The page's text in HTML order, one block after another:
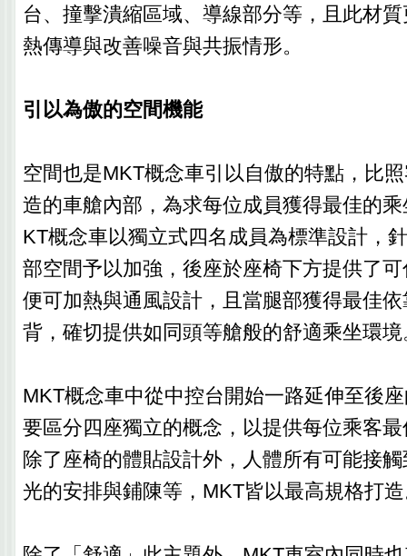
台、撞擊潰縮區域、導線部分等，且此材
熱傳導與改善噪音與共振情形。
引以為傲的空間機能
空間也是MKT概念車引以自傲的特點，比
造的車艙內部，為求每位成員獲得最佳的
KT概念車以獨立式四名成員為標準設計，
部空間予以加強，後座於座椅下方提供了
便可加熱與通風設計，且當腿部獲得最佳
背，確切提供如同頭等艙般的舒適乘坐環境
MKT概念車中從中控台開始一路延伸至後
要區分四座獨立的概念，以提供每位乘客
除了座椅的體貼設計外，人體所有可能接
光的安排與鋪陳等，MKT皆以最高規格打